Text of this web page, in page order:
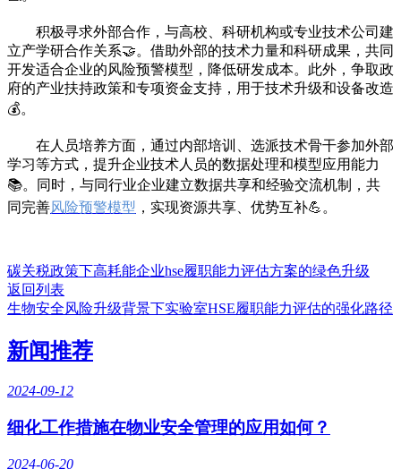
积极寻求外部合作，与高校、科研机构或专业技术公司建
立产学研合作关系🤝。借助外部的技术力量和科研成果，共同
开发适合企业的风险预警模型，降低研发成本。此外，争取政
府的产业扶持政策和专项资金支持，用于技术升级和设备改造
💰。
在人员培养方面，通过内部培训、选派技术骨干参加外部
学习等方式，提升企业技术人员的数据处理和模型应用能力
📚。同时，与同行业企业建立数据共享和经验交流机制，共
同完善风险预警模型 ，实现资源共享、优势互补💪。
碳关税政策下高耗能企业hse履职能力评估方案的绿色升级
返回列表
生物安全风险升级背景下实验室HSE履职能力评估的强化路径
新闻推荐
2024-09-12
细化工作措施在物业安全管理的应用如何？
2024-06-20